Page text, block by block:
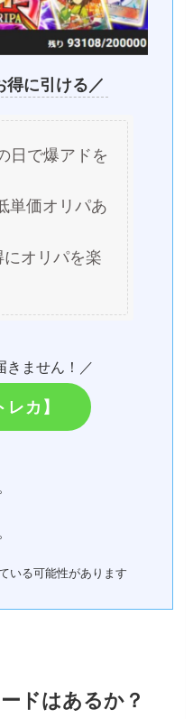
得に引ける／
日で爆アドを
単価オリパあ
オリパを楽
きません！／
レカ】
いる可能性があります
ドはあるか？